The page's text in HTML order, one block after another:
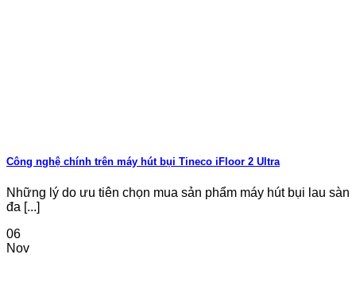
Công nghệ chính trên máy hút bụi Tineco iFloor 2 Ultra
Những lý do ưu tiên chọn mua sản phẩm máy hút bụi lau sàn
đa [...]
06
Nov